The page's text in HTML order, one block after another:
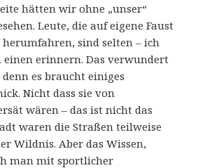
hätten wir ohne „unser“
Leute, die auf eigene Faust
sind selten – ich
erinnern. Das verwundert
es braucht einiges
Nicht dass sie von
wären – das ist nicht das
waren die Straßen teilweise
Wildnis. Aber das Wissen,
man mit sportlicher